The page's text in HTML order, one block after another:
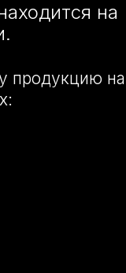
на
продукцию на